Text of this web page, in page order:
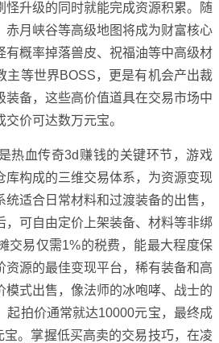
怪升级的同时就能完成资源积累。随
赤月峡谷等高级地图将成为财富核心
有概率掉落兽皮、祝福油等中高级材
主等世界BOSS，更是有机会产出裁
装备，这些高价值道具在交易市场中
价可达数万元宝。
热血传奇3d赚钱的关键环节，游戏
库构成的三维交易体系，为资源变现
适合日常材料和过渡装备的出售，
，可自由定价上架装备、材料等非绑
交易仅需1%的税费，能最大程度保
资源的最佳变现平台，稀有装备和高
模式出售，像法师的冰咆哮、战士的
起拍价通常就达10000元宝，最终成
。掌握低买高卖的交易技巧，在凌